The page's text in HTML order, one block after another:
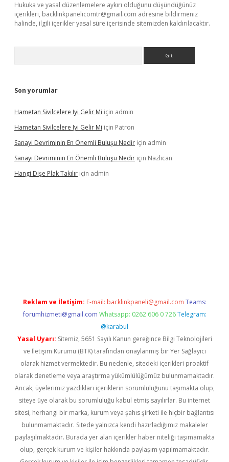
Hukuka ve yasal düzenlemelere aykırı olduğunu düşündüğünüz
içerikleri, backlinkpanelicomtr@gmail.com adresine bildirmeniz
halinde, ilgili içerikler yasal süre içerisinde sitemizden kaldırılacaktır.
Son yorumlar
Hametan Sivilcelere Iyi Gelir Mi için admin
Hametan Sivilcelere Iyi Gelir Mi için Patron
Sanayi Devriminin En Önemli Buluşu Nedir için admin
Sanayi Devriminin En Önemli Buluşu Nedir için Nazlıcan
Hangi Dişe Plak Takılır için admin
Reklam ve İletişim: E-mail: backlinkpaneli@gmail.com Teams:
forumhizmeti@gmail.com Whatsapp: 0262 606 0 726 Telegram:
@karabul
Yasal Uyarı: Sitemiz, 5651 Sayılı Kanun gereğince Bilgi Teknolojileri
ve İletişim Kurumu (BTK) tarafından onaylanmış bir Yer Sağlayıcı
olarak hizmet vermektedir. Bu nedenle, sitedeki içerikleri proaktif
olarak denetleme veya araştırma yükümlülüğümüz bulunmamaktadır.
Ancak, üyelerimiz yazdıkları içeriklerin sorumluluğunu taşımakta olup,
siteye üye olarak bu sorumluluğu kabul etmiş sayılırlar. Bu internet
sitesi, herhangi bir marka, kurum veya şahıs şirketi ile hiçbir bağlantısı
bulunmamaktadır. Sitede yalnızca kendi hazırladığımız makaleler
paylaşılmaktadır. Burada yer alan içerikler haber niteliği taşımamakta
olup, gerçek kurum ve kişiler hakkında paylaşım yapılmamaktadır.